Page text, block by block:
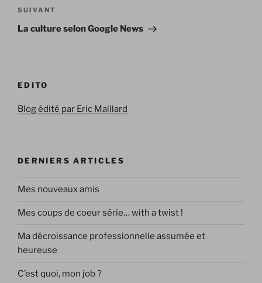
Article
suivant
SUIVANT
La culture selon Google News
EDITO
Blog édité par Eric Maillard
DERNIERS ARTICLES
Mes nouveaux amis
Mes coups de coeur série… with a twist !
Ma décroissance professionnelle assumée et
heureuse
C’est quoi, mon job ?